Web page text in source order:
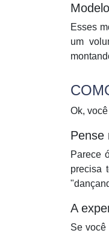
Esses
um
Ok,
Pense
Parece
precisa
A
Se você